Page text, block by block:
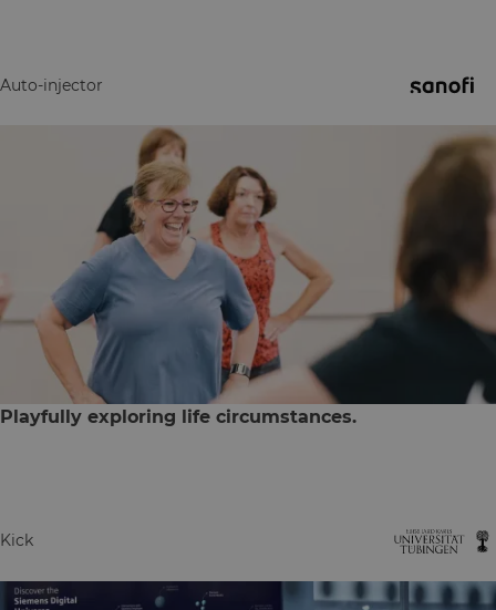
Auto-injector
Playfully exploring life circumstances.
Kick